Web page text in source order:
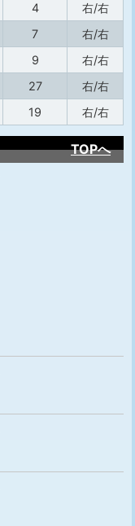
4
右/右
7
右/右
9
右/右
27
右/右
19 右/右
TOPへ